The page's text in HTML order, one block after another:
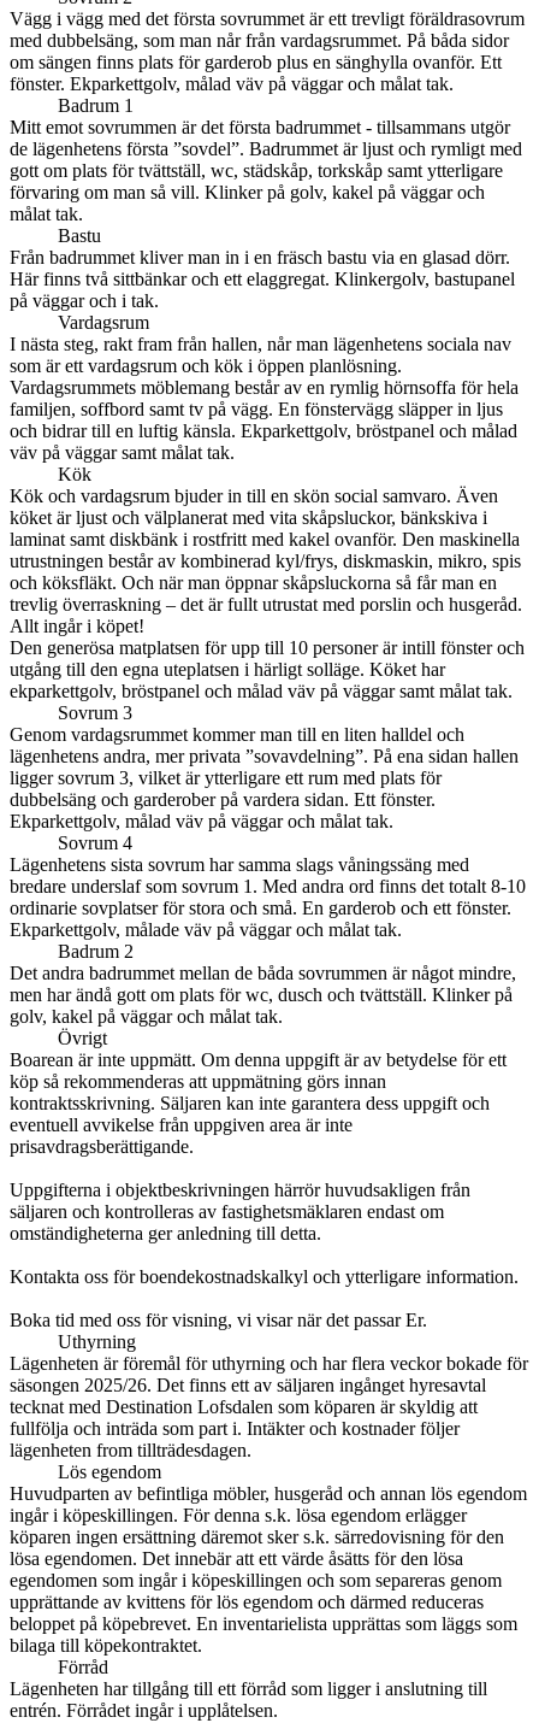
Vägg i vägg med det första sovrummet är ett trevligt föräldrasovrum
med dubbelsäng, som man når från vardagsrummet. På båda sidor
om sängen finns plats för garderob plus en sänghylla ovanför. Ett
fönster. Ekparkettgolv, målad väv på väggar och målat tak.
Badrum 1
Mitt emot sovrummen är det första badrummet - tillsammans utgör
de lägenhetens första ”sovdel”. Badrummet är ljust och rymligt med
gott om plats för tvättställ, wc, städskåp, torkskåp samt ytterligare
förvaring om man så vill. Klinker på golv, kakel på väggar och
målat tak.
Bastu
Från badrummet kliver man in i en fräsch bastu via en glasad dörr.
Här finns två sittbänkar och ett elaggregat. Klinkergolv, bastupanel
på väggar och i tak.
Vardagsrum
I nästa steg, rakt fram från hallen, når man lägenhetens sociala nav
som är ett vardagsrum och kök i öppen planlösning.
Vardagsrummets möblemang består av en rymlig hörnsoffa för hela
familjen, soffbord samt tv på vägg. En fönstervägg släpper in ljus
och bidrar till en luftig känsla. Ekparkettgolv, bröstpanel och målad
väv på väggar samt målat tak.
Kök
Kök och vardagsrum bjuder in till en skön social samvaro. Även
köket är ljust och välplanerat med vita skåpsluckor, bänkskiva i
laminat samt diskbänk i rostfritt med kakel ovanför. Den maskinella
utrustningen består av kombinerad kyl/frys, diskmaskin, mikro, spis
och köksfläkt. Och när man öppnar skåpsluckorna så får man en
trevlig överraskning – det är fullt utrustat med porslin och husgeråd.
Allt ingår i köpet!
Den generösa matplatsen för upp till 10 personer är intill fönster och
utgång till den egna uteplatsen i härligt solläge. Köket har
ekparkettgolv, bröstpanel och målad väv på väggar samt målat tak.
Sovrum 3
Genom vardagsrummet kommer man till en liten halldel och
lägenhetens andra, mer privata ”sovavdelning”. På ena sidan hallen
ligger sovrum 3, vilket är ytterligare ett rum med plats för
dubbelsäng och garderober på vardera sidan. Ett fönster.
Ekparkettgolv, målad väv på väggar och målat tak.
Sovrum 4
Lägenhetens sista sovrum har samma slags våningssäng med
bredare underslaf som sovrum 1. Med andra ord finns det totalt 8-10
ordinarie sovplatser för stora och små. En garderob och ett fönster.
Ekparkettgolv, målade väv på väggar och målat tak.
Badrum 2
Det andra badrummet mellan de båda sovrummen är något mindre,
men har ändå gott om plats för wc, dusch och tvättställ. Klinker på
golv, kakel på väggar och målat tak.
Övrigt
Boarean är inte uppmätt. Om denna uppgift är av betydelse för ett
köp så rekommenderas att uppmätning görs innan
kontraktsskrivning. Säljaren kan inte garantera dess uppgift och
eventuell avvikelse från uppgiven area är inte
prisavdragsberättigande.
Uppgifterna i objektbeskrivningen härrör huvudsakligen från
säljaren och kontrolleras av fastighetsmäklaren endast om
omständigheterna ger anledning till detta.
Kontakta oss för boendekostnadskalkyl och ytterligare information.
Boka tid med oss för visning, vi visar när det passar Er.
Uthyrning
Lägenheten är föremål för uthyrning och har flera veckor bokade för
säsongen 2025/26. Det finns ett av säljaren ingånget hyresavtal
tecknat med Destination Lofsdalen som köparen är skyldig att
fullfölja och inträda som part i. Intäkter och kostnader följer
lägenheten from tillträdesdagen.
Lös egendom
Huvudparten av befintliga möbler, husgeråd och annan lös egendom
ingår i köpeskillingen. För denna s.k. lösa egendom erlägger
köparen ingen ersättning däremot sker s.k. särredovisning för den
lösa egendomen. Det innebär att ett värde åsätts för den lösa
egendomen som ingår i köpeskillingen och som separeras genom
upprättande av kvittens för lös egendom och därmed reduceras
beloppet på köpebrevet. En inventarielista upprättas som läggs som
bilaga till köpekontraktet.
Förråd
Lägenheten har tillgång till ett förråd som ligger i anslutning till
entrén. Förrådet ingår i upplåtelsen.